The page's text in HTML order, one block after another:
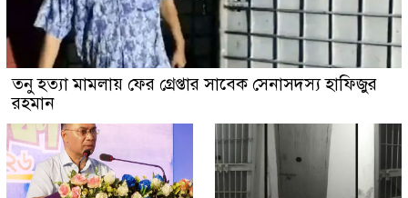
তনু হত্যা মামলায় ফের গ্রেপ্তার সাবেক সেনাসদস্য হাফিজুর
রহমান